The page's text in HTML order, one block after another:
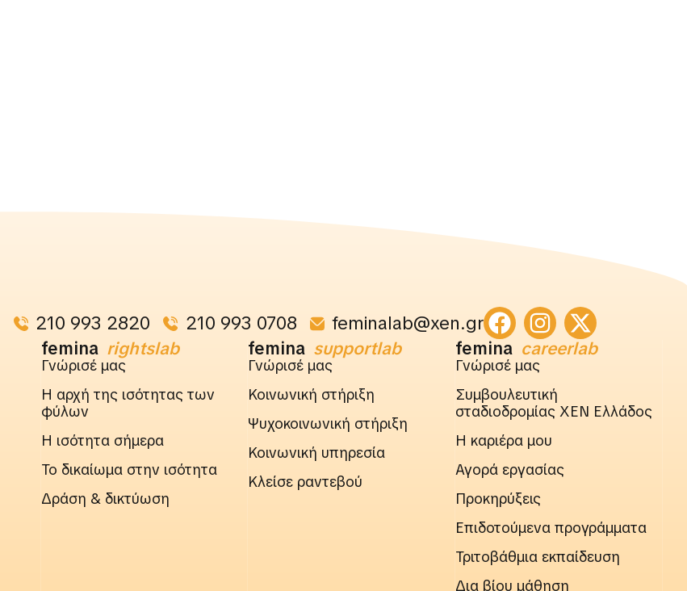
210 993 2820 210 993 0708 feminalab@xen.gr
femina rightslab
Γνώρισέ μας
Η αρχή της ισότητας των
φύλων
Η ισότητα σήμερα
Το δικαίωμα στην ισότητα
Δράση & δικτύωση
femina supportlab
Γνώρισέ μας
Κοινωνική στήριξη
Ψυχοκοινωνική στήριξη
Κοινωνική υπηρεσία
Κλείσε ραντεβού
femina careerlab
Γνώρισέ μας
Συμβουλευτική
σταδιοδρομίας ΧΕΝ Ελλάδος
Η καριέρα μου
Αγορά εργασίας
Προκηρύξεις
Επιδοτούμενα προγράμματα
Τριτοβάθμια εκπαίδευση
Δια βίου μάθηση